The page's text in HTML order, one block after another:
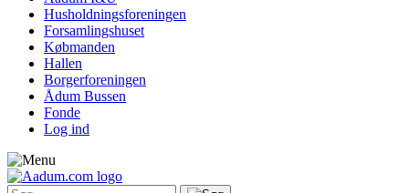
Husholdningsforeningen
Forsamlingshuset
Købmanden
Hallen
Borgerforeningen
Ådum Bussen
Fonde
Log ind